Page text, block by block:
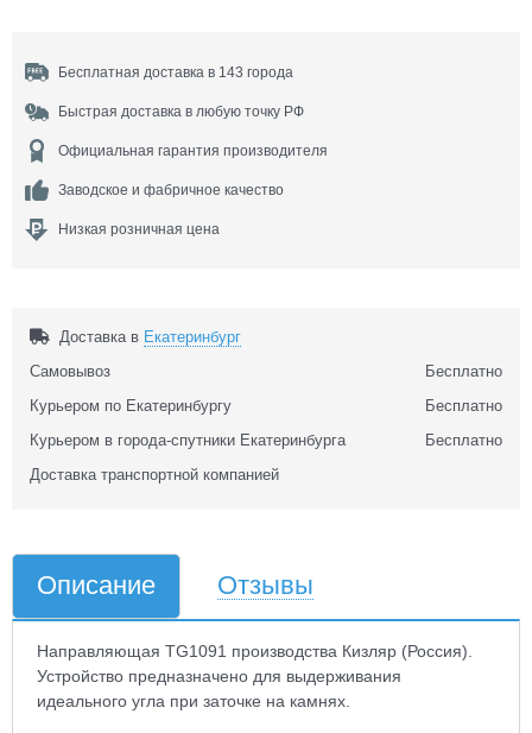
Бесплатная доставка в 143 города
Быстрая доставка в любую точку РФ
Официальная гарантия производителя
Заводское и фабричное качество
Низкая розничная цена
Доставка в Екатеринбург
Самовывоз
Бесплатно
Курьером по Екатеринбургу
Бесплатно
Курьером в города-спутники Екатеринбурга
Бесплатно
Доставка транспортной компанией
Описание Отзывы
Направляющая TG1091 производства Кизляр (Россия).
Устройство предназначено для выдерживания
идеального угла при заточке на камнях.